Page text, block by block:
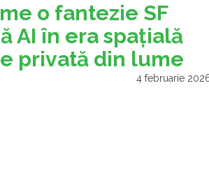
o fantezie SF
AI în era spaţială
privată din lume
4 februarie